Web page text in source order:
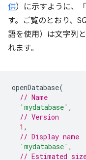
供）に示すように、
す。ご覧のとおり、
語を使用）は文字列
れます。
openDatabase(
// Name
'mydatabase' ,
// Version
1 ,
// Display name
'mydatabase' ,
// Estimated